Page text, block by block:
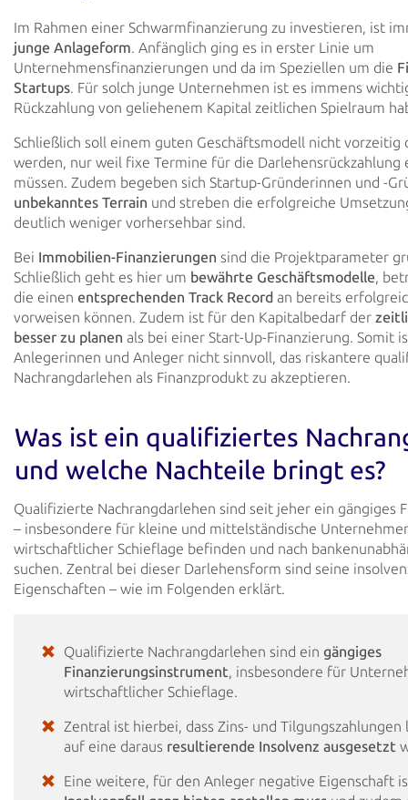
Im Rahmen einer Schwarmfinanzierung zu investieren, ist
junge Anlageform. Anfänglich ging es in erster Linie um
Unternehmensfinanzierungen und da im Speziellen um die
Startups. Für solch junge Unternehmen ist es immens
Rückzahlung von geliehenem Kapital zeitlichen Spielraum
Schließlich soll einem guten Geschäftsmodell nicht vorzeitig
werden, nur weil fixe Termine für die
müssen. Zudem begeben sich Startup-Gründerinnen und -
unbekanntes Terrain und streben die erfolgreiche
deutlich weniger vorhersehbar sind.
Bei Immobilien-Finanzierungen sind die Projektparameter
Schließlich geht es hier um bewährte Geschäftsmodelle,
die einen entsprechenden Track Record an bereits
vorweisen können. Zudem ist für den Kapitalbedarf der
besser zu planen als bei einer Start-Up-Finanzierung. Somit
Anlegerinnen und Anleger nicht sinnvoll, das riskantere
Nachrangdarlehen als Finanzprodukt zu akzeptieren.
Was ist ein qualifiziertes
und welche Nachteile bringt es?
Qualifizierte Nachrangdarlehen sind seit jeher ein gängiges
– insbesondere für kleine und mittelständische
wirtschaftlicher Schieflage befinden und nach
suchen. Zentral bei dieser Darlehensform sind seine
Eigenschaften – wie im Folgenden erklärt.
Qualifizierte Nachrangdarlehen sind ein gängiges
Finanzierungsinstrument, insbesondere für
wirtschaftlicher Schieflage.
Zentral ist hierbei, dass Zins- und
auf eine daraus resultierende Insolvenz ausgesetzt
Eine weitere, für den Anleger negative Eigenschaft